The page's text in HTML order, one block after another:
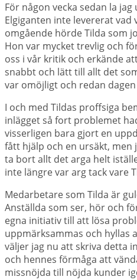
För någon vecka sedan la
Elgiganten inte levererat vad
omgående hörde Tilda som
Hon var mycket trevlig och
oss i vår kritik och erkände
snabbt och lätt till allt det
var omöjligt och redan
I och med Tildas proffsiga
inlägget så fort problemet
visserligen bara gjort en
fått hjälp och en ursäkt,
ta bort allt det arga helt
inte längre var arg tack vare
Medarbetare som Tilda är
Anställda som ser, hör och
egna initiativ till att lösa
uppmärksammas och hyllas
väljer jag nu att skriva detta
och hennes förmåga att
missnöjda till nöjda kunder